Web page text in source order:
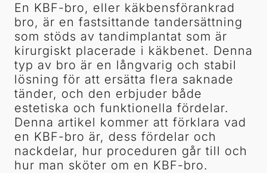
En KBF-bro, eller käkbensförankrad
bro, är en fastsittande tandersättning
som stöds av tandimplantat som är
kirurgiskt placerade i käkbenet. Denna
typ av bro är en långvarig och stabil
lösning för att ersätta flera saknade
tänder, och den erbjuder både
estetiska och funktionella fördelar.
Denna artikel kommer att förklara vad
en KBF-bro är, dess fördelar och
nackdelar, hur proceduren går till och
hur man sköter om en KBF-bro.